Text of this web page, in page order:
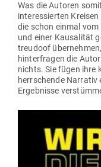
Was die Autoren
inter­es­sierten
die schon einmal
und einer Kau­sa­lität
treudoof
hin­ter­fragen die
nichts. Sie fügen ihre
herr­schende Nar­rativ
Ergeb­nisse